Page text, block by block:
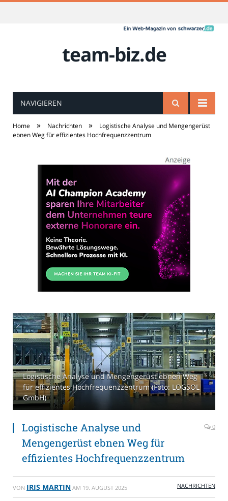
team-biz.de
NAVIGIEREN
Home » Nachrichten »
Logistische Analyse und Mengengerüst
ebnen Weg für effizientes Hochfrequenzzentrum
Logistische Analyse und Mengengerüst ebnen Weg
für effizientes Hochfrequenzzentrum (Foto: LOGSOL
GmbH)
Logistische Analyse und
Mengengerüst ebnen Weg für
effizientes Hochfrequenzzentrum
0
VON IRIS MARTIN AM 19. AUGUST 2025 NACHRICHTEN